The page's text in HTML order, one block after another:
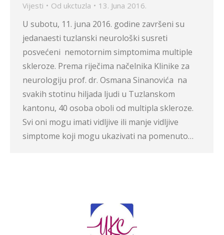
Vijesti Od ukctuzla 13. Juna 2016.
U subotu, 11. juna 2016. godine završeni su
jedanaesti tuzlanski neurološki susreti
posvećeni nemotornim simptomima multiple
skleroze. Prema riječima načelnika Klinike za
neurologiju prof. dr. Osmana Sinanovića na
svakih stotinu hiljada ljudi u Tuzlanskom
kantonu, 40 osoba oboli od multipla skleroze.
Svi oni mogu imati vidljive ili manje vidljive
simptome koji mogu ukazivati na pomenuto…